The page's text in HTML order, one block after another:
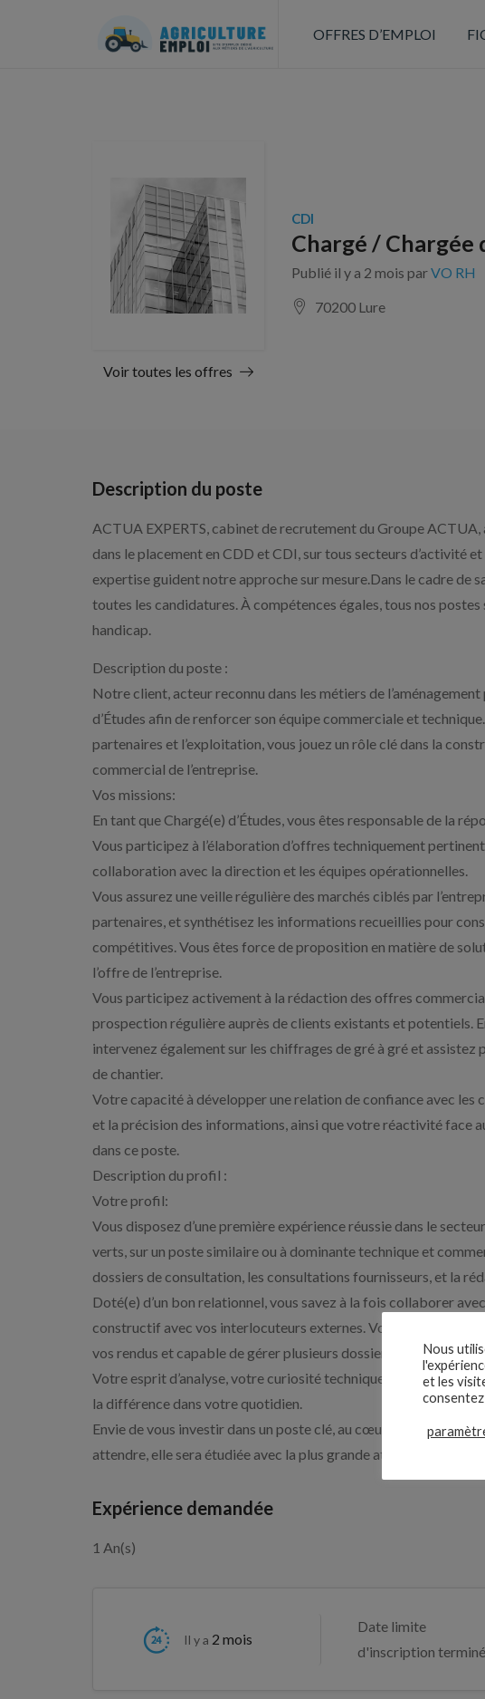
OFFRES D’EMPLOI
Voir toutes les offres
CDI
Chargé / Chargée
Publié il y a 2 mois parVO RH
70200 Lure
Description du poste
ACTUA EXPERTS, cabinet de recrutement du Groupe
dans le placement en CDD et CDI, sur tous secteurs d’activité
expertise guident notre approche sur mesure.Dans le cadre de
toutes les candidatures. À compétences égales, tous nos
handicap.
Description du poste :
Notre client, acteur reconnu dans les métiers de
d’Études afin de renforcer son équipe commerciale et
partenaires et l’exploitation, vous jouez un rôle clé dans la
commercial de l’entreprise.
Vos missions:
En tant que Chargé(e) d’Études, vous êtes responsable de la
Vous participez à l’élaboration d’offres techniquement
collaboration avec la direction et les équipes opérationnelles.
Vous assurez une veille régulière des marchés ciblés par
partenaires, et synthétisez les informations recueillies pour
compétitives. Vous êtes force de proposition en matière de
l’offre de l’entreprise.
Vous participez activement à la rédaction des offres
prospection régulière auprès de clients existants et potentiels.
intervenez également sur les chiffrages de gré à gré et assistez
de chantier.
Votre capacité à développer une relation de confiance avec les
et la précision des informations, ainsi que votre réactivité face
dans ce poste.
Description du profil :
Votre profil:
Vous disposez d’une première expérience réussie dans le
verts, sur un poste similaire ou à dominante technique et
dossiers de consultation, les consultations fournisseurs, et la
Doté(e) d’un bon relationnel, vous savez à la fois collaborer
constructif avec vos interlocuteurs externes. Vous êtes
vos rendus et capable de gérer plusieurs dossiers
Votre esprit d’analyse, votre curiosité technique et votre
la différence dans votre quotidien.
Envie de vous investir dans un poste clé, au cœur de projets
attendre, elle sera étudiée avec la plus grande attention.
Expérience demandée
1 An(s)
Il y a 2 mois
Date limite
d'inscription
Nous
et les